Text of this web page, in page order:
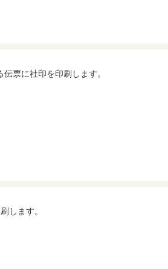
票に社印を印刷します。
します。